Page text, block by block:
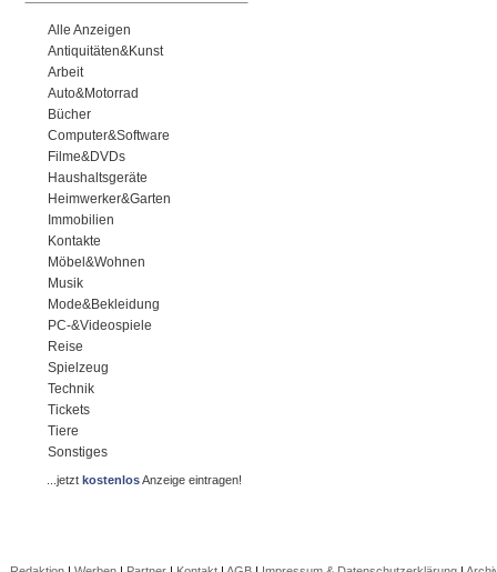
Alle Anzeigen
Antiquitäten&Kunst
Arbeit
Auto&Motorrad
Bücher
Computer&Software
Filme&DVDs
Haushaltsgeräte
Heimwerker&Garten
Immobilien
Kontakte
Möbel&Wohnen
Musik
Mode&Bekleidung
PC-&Videospiele
Reise
Spielzeug
Technik
Tickets
Tiere
Sonstiges
...jetztkostenlosAnzeige eintragen!